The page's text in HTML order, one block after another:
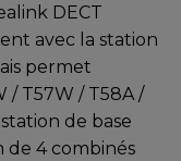
DECT
avec la station
permet
/ T57W / T58A /
de base
4 combinés